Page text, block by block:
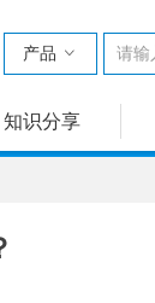
知识分享
产品 ꀁ